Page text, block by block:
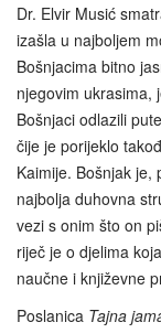
Dr. Elvir Musić
izašla u najboljem
Bošnjacima bitno
njegovim ukrasima,
Bošnjaci odlazili
čije je porijeklo
Kaimije. Bošnjak je,
najbolja duhovna
vezi s onim što on
riječ je o djelima
naučne i književne
Poslanica Tajna